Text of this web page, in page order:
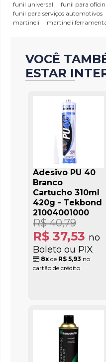
funil universal
funil para
funil para serviços automotivos
martineli
martineli
VOCÊ
ESTAR
Adesivo PU 40
Branco
Cartucho 310ml
420g - Tekbond
21004001000
R$ 37,53 no
Boleto ou PIX
R$ 40,79
8x de R$ 5,93 no
cartão de crédito